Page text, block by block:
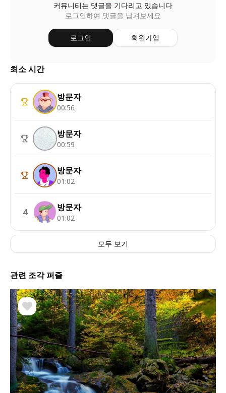
커뮤니티는 댓글을 기다리고 있습니다
로그인하여 댓글을 남겨보세요
로그인 회원가입
최소 시간
방문자
00:56
방문자
00:59
방문자
01:02
4 방문자
01:02
모두 보기
관련 조각 퍼즐